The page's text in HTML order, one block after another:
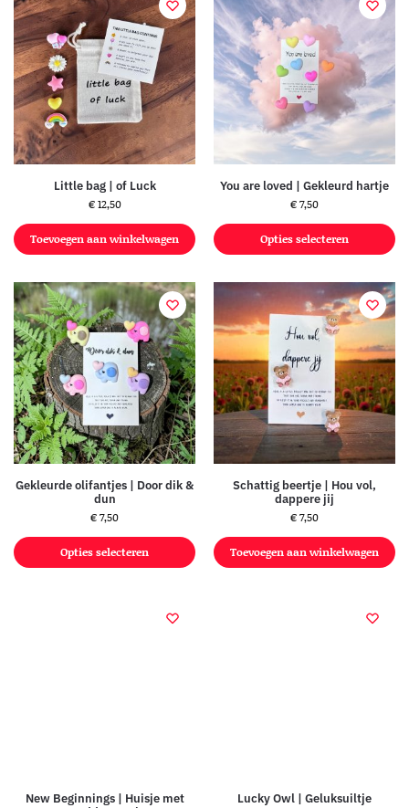
Little bag | of Luck
€12,50
Toevoegen aan winkelwagen
You are loved | Gekleurd hartje
€7,50
Opties selecteren
Gekleurde olifantjes | Door dik &
dun
€7,50
Opties selecteren
Schattig beertje | Hou vol,
dappere jij
€7,50
Toevoegen aan winkelwagen
New Beginnings | Huisje met
Lucky Owl | Geluksuiltje